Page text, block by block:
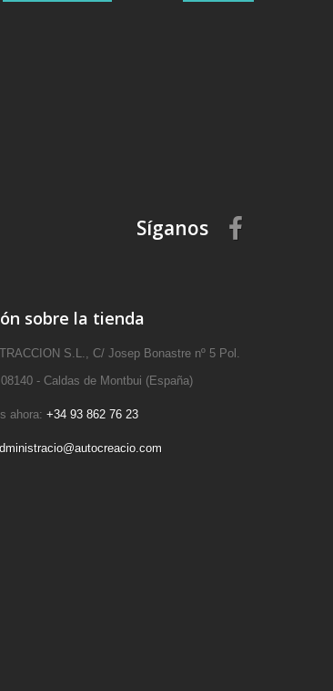
Síganos
sobre la tienda
S.L., C/ Josep Bonastre nº 5 Pol.
- Caldas de Montbui (España)
ahora: +34 93 862 76 23